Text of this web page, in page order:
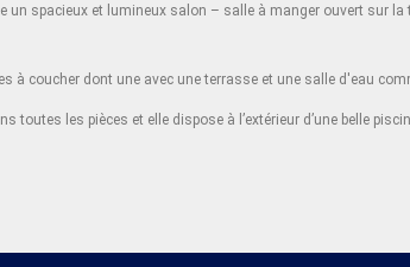
un spacieux et lumineux salon – salle à manger ouvert sur
à coucher dont une avec une terrasse et une salle d'eau
les pièces et elle dispose à l’extérieur d’une belle